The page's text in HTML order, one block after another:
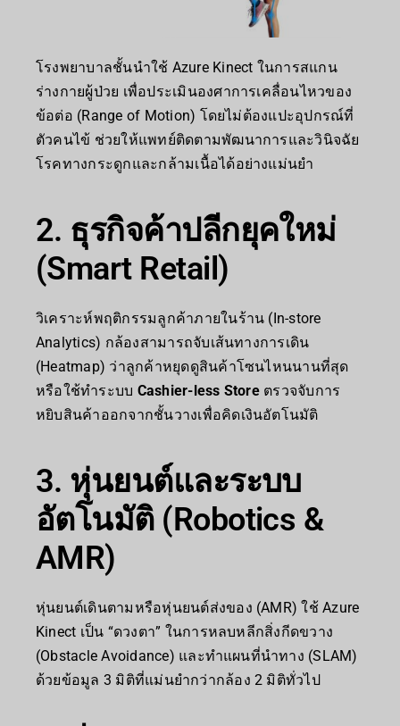
โรงพยาบาลชั้นนำใช้ Azure Kinect ในการสแกน
ร่างกายผู้ป่วย เพื่อประเมินองศาการเคลื่อนไหวของ
ข้อต่อ (Range of Motion) โดยไม่ต้องแปะอุปกรณ์ที่
ตัวคนไข้ ช่วยให้แพทย์ติดตามพัฒนาการและวินิจฉัย
โรคทางกระดูกและกล้ามเนื้อได้อย่างแม่นยำ
2. ธุรกิจค้าปลีกยุคใหม่
(Smart Retail)
วิเคราะห์พฤติกรรมลูกค้าภายในร้าน (In-store
Analytics) กล้องสามารถจับเส้นทางการเดิน
(Heatmap) ว่าลูกค้าหยุดดูสินค้าโซนไหนนานที่สุด
หรือใช้ทำระบบ Cashier-less Storeตรวจจับการ
หยิบสินค้าออกจากชั้นวางเพื่อคิดเงินอัตโนมัติ
3. หุ่นยนต์และระบบ
อัตโนมัติ (Robotics &
AMR)
หุ่นยนต์เดินตามหรือหุ่นยนต์ส่งของ (AMR) ใช้ Azure
Kinect เป็น “ดวงตา” ในการหลบหลีกสิ่งกีดขวาง
(Obstacle Avoidance) และทำแผนที่นำทาง (SLAM)
ด้วยข้อมูล 3 มิติที่แม่นยำกว่ากล้อง 2 มิติทั่วไป